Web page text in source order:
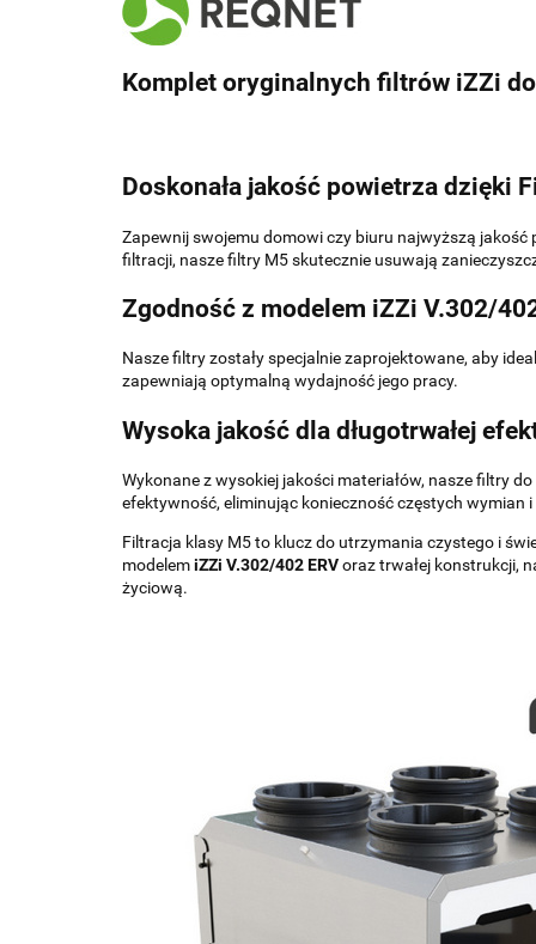
Komplet oryginalnych filtrów iZZi
Doskonała jakość powietrza dzięki
Zapewnij swojemu domowi czy biuru najwyższą
filtracji, nasze filtry M5 skutecznie usuwają
Zgodność z modelem iZZi V.302/
Nasze filtry zostały specjalnie zaprojektowane, aby
zapewniają optymalną wydajność jego pracy.
Wysoka jakość dla długotrwałej
Wykonane z wysokiej jakości materiałów, nasze filtry
efektywność, eliminując konieczność częstych wymian
Filtracja klasy M5 to klucz do utrzymania czystego i
modelemiZZi V.302/402 ERVoraz trwałej konstrukcji,
życiową.